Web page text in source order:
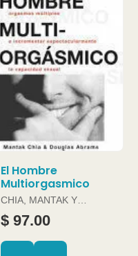
El Hombre
Multiorgasmico
CHIA, MANTAK Y
DOUGLAS ABRAMS
$ 97.00